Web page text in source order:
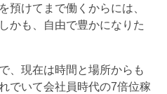
預けてまで働くからには、
かも、自由で豊かになりた
、現在は時間と場所からも
でいて会社員時代の7倍位稼